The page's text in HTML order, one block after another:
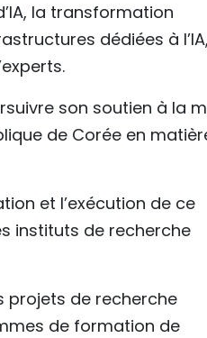
la transformation
dédiées à
son soutien à la
de Corée en
et l’exécution de ce
instituts de recherche
projets de recherche
de formation de